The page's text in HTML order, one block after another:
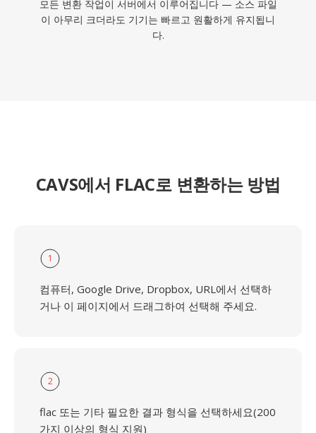
모든 변환 작업이 서버에서 이루어집니다 — 소스 파일
이 아무리 크더라도 기기는 빠르고 원활하게 유지됩니
다.
CAVS에서 FLAC로 변환하는 방법
1
컴퓨터, Google Drive, Dropbox, URL에서 선택하
거나 이 페이지에서 드래그하여 선택해 주세요.
2
flac 또는 기타 필요한 결과 형식을 선택하세요(200
가지 이상의 형식 지원)